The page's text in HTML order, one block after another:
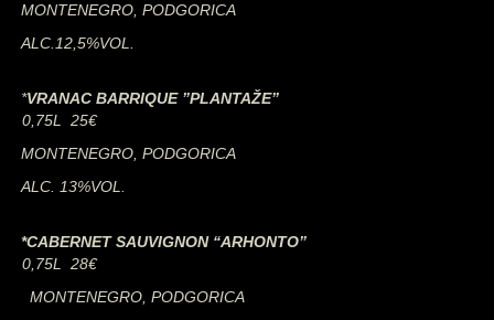
MONTENEGRO, PODGORICA
ALC.12,5%VOL.
*VRANAC BARRIQUE ”PLANTAŽE”
0,75L 25€
MONTENEGRO, PODGORICA
ALC. 13%VOL.
*CABERNET SAUVIGNON “ARHONTO”
0,75L 28€
MONTENEGRO, PODGORICA